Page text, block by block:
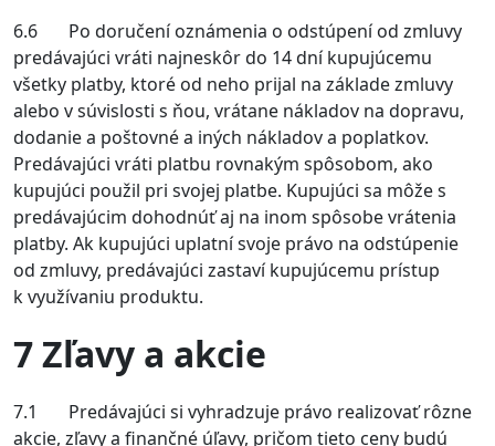
6.6 Po doručení oznámenia o odstúpení od zmluvy
predávajúci vráti najneskôr do 14 dní kupujúcemu
všetky platby, ktoré od neho prijal na základe zmluvy
alebo v súvislosti s ňou, vrátane nákladov na dopravu,
dodanie a poštovné a iných nákladov a poplatkov.
Predávajúci vráti platbu rovnakým spôsobom, ako
kupujúci použil pri svojej platbe. Kupujúci sa môže s
predávajúcim dohodnúť aj na inom spôsobe vrátenia
platby. Ak kupujúci uplatní svoje právo na odstúpenie
od zmluvy, predávajúci zastaví kupujúcemu prístup
k využívaniu produktu.
7 Zľavy a akcie
7.1 Predávajúci si vyhradzuje právo realizovať rôzne
akcie, zľavy a finančné úľavy, pričom tieto ceny budú